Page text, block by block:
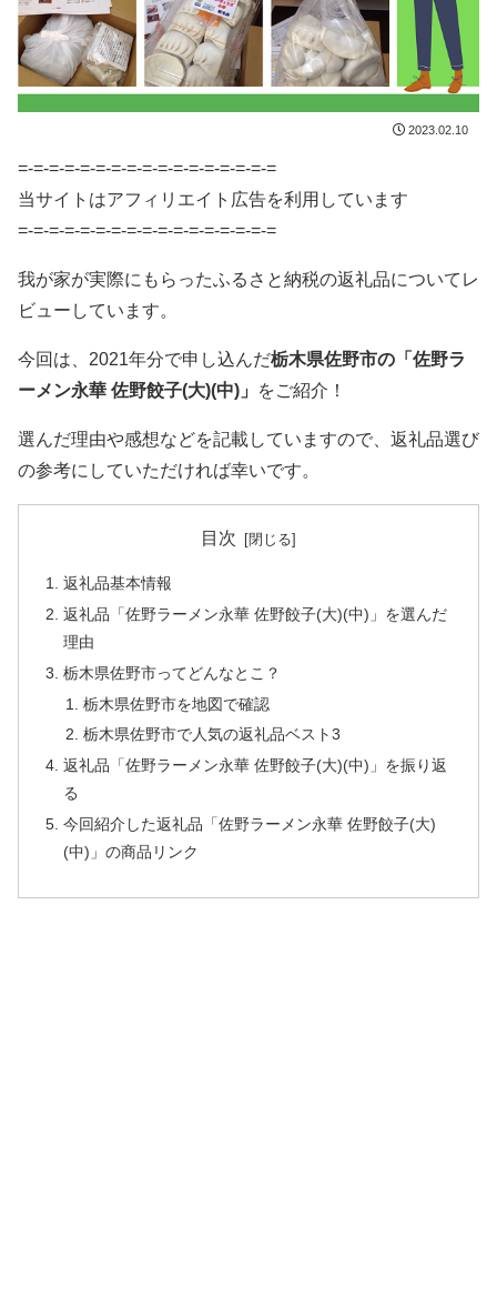
2023.02.10
=-=-=-=-=-=-=-=-=-=-=-=-=-=-=-=-=
当サイトはアフィリエイト広告を利用しています
=-=-=-=-=-=-=-=-=-=-=-=-=-=-=-=-=
我が家が実際にもらったふるさと納税の返礼品についてレ
ビューしています。
今回は、2021年分で申し込んだ栃木県佐野市の「佐野ラ
ーメン永華 佐野餃子(大)(中)」
をご紹介！
選んだ理由や感想などを記載していますので、返礼品選び
の参考にしていただければ幸いです。
目次
返礼品基本情報
返礼品「佐野ラーメン永華 佐野餃子(大)(中)」を選んだ
理由
栃木県佐野市ってどんなとこ？
栃木県佐野市を地図で確認
栃木県佐野市で人気の返礼品ベスト3
返礼品「佐野ラーメン永華 佐野餃子(大)(中)」を振り返
る
今回紹介した返礼品「佐野ラーメン永華 佐野餃子(大)
(中)」の商品リンク